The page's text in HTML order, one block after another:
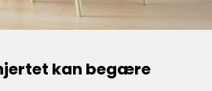
kan begære